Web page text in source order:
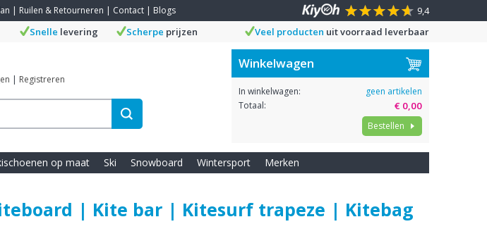
| Ruilen & Retourneren | Contact | Blogs
9,4
Snelle levering Scherpe prijzen Veel producten uit voorraad leverbaar
| Registreren
Winkelwagen
In winkelwagen:
geen artikelen
Totaal:
€ 0,00
Bestellen
op maat Ski Snowboard Wintersport Merken
| Kite bar | Kitesurf trapeze | Kitebag